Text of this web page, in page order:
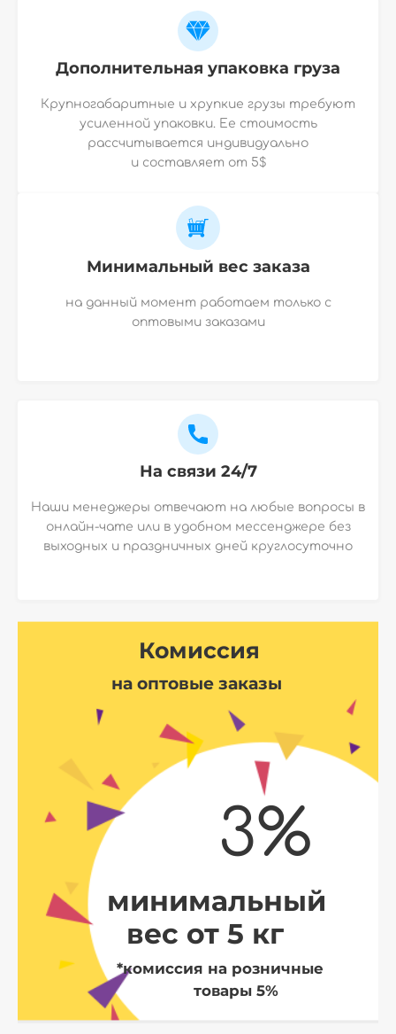
Дополнительная упаковка груза
Крупногабаритные и хрупкие грузы требуют
усиленной упаковки. Ее стоимость
рассчитывается индивидуально
и составляет от 5$
Минимальный вес заказа
на данный момент работаем только с
оптовыми заказами
На связи 24/7
Наши менеджеры отвечают на любые вопросы в
онлайн-чате или в удобном мессенджере без
выходных и праздничных дней круглосуточно
Комиссия
на оптовые заказы
3%
минимальный
вес от 5 кг
*комиссия на розничные
товары 5%